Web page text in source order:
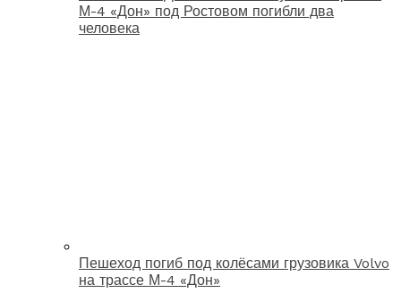
М-4 «Дон» под Ростовом погибли два
человека
Пешеход погиб под колёсами грузовика Volvo
на трассе М-4 «Дон»